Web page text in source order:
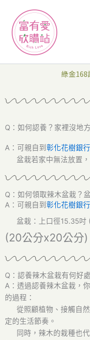
容
綠金168
Q：如何認養？家裡沒地
A：可親自到 彰化花樹銀行
盆栽若家中無法放置，
Q：如何領取辣木盆栽？
A：可親自到 彰化花樹銀行
盆栽：上口徑15.35吋
(20公分x20公分)
Q：認養辣木盆栽有何好
A：透過認養辣木盆栽，
的過程：
從照顧植物、接觸自然
定的生活節奏。
同時，辣木的栽種也代